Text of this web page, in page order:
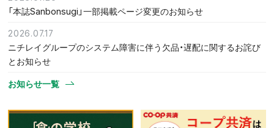
「本誌Sanbonsugi」一部掲載ページ変更のお知らせ
2026.07.17
ニチレイグループのシステム障害に伴う欠品・遅配に関するお詫び
とお知らせ
お知らせ一覧